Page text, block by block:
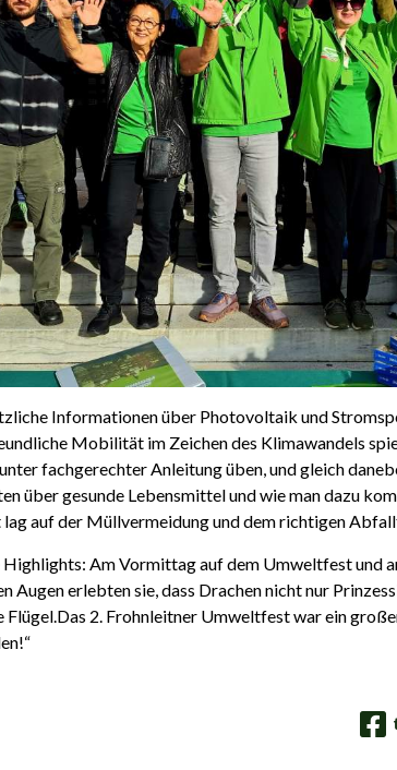
Informationen über Photovoltaik und
Mobilität im Zeichen des Klimawandels
fachgerechter Anleitung üben, und gleich
über gesunde Lebensmittel und wie man dazu
auf der Müllvermeidung und dem richtigen
Highlights: Am Vormittag auf dem Umweltfest und
erlebten sie, dass Drachen nicht nur
2. Frohnleitner Umweltfest war ein